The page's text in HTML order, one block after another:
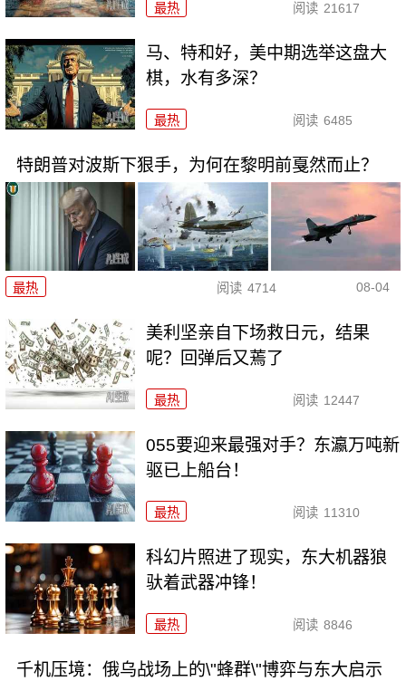
最热 阅读 21617
马、特和好，美中期选举这盘大
棋，水有多深？
最热 阅读 6485
特朗普对波斯下狠手，为何在黎明前戛然而止？
最热 阅读 4714 08-04
美利坚亲自下场救日元，结果
呢？回弹后又蔫了
最热 阅读 12447
055要迎来最强对手？东瀛万吨新
驱已上船台！
最热 阅读 11310
科幻片照进了现实，东大机器狼
驮着武器冲锋！
最热 阅读 8846
千机压境：俄乌战场上的\"蜂群\"博弈与东大启示